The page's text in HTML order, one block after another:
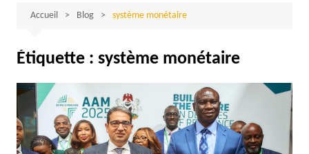
Accueil Blog système monétaire
Étiquette : système monétaire